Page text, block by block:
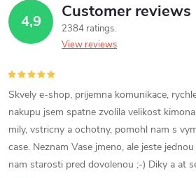
4,9 Customer reviews
2384 ratings
View reviews
Skvely e-shop, prijemna komunikace,
nakupu jsem spatne zvolila velikost
mily, vstricny a ochotny, pomohl nam s
case. Neznam Vase jmeno, ale jeste
nam starosti pred dovolenou ;-) Diky a at